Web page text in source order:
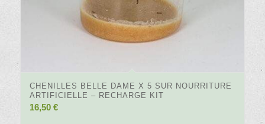
CHENILLES BELLE DAME X 5 SUR NOURRITURE
ARTIFICIELLE – RECHARGE KIT
16,50 €